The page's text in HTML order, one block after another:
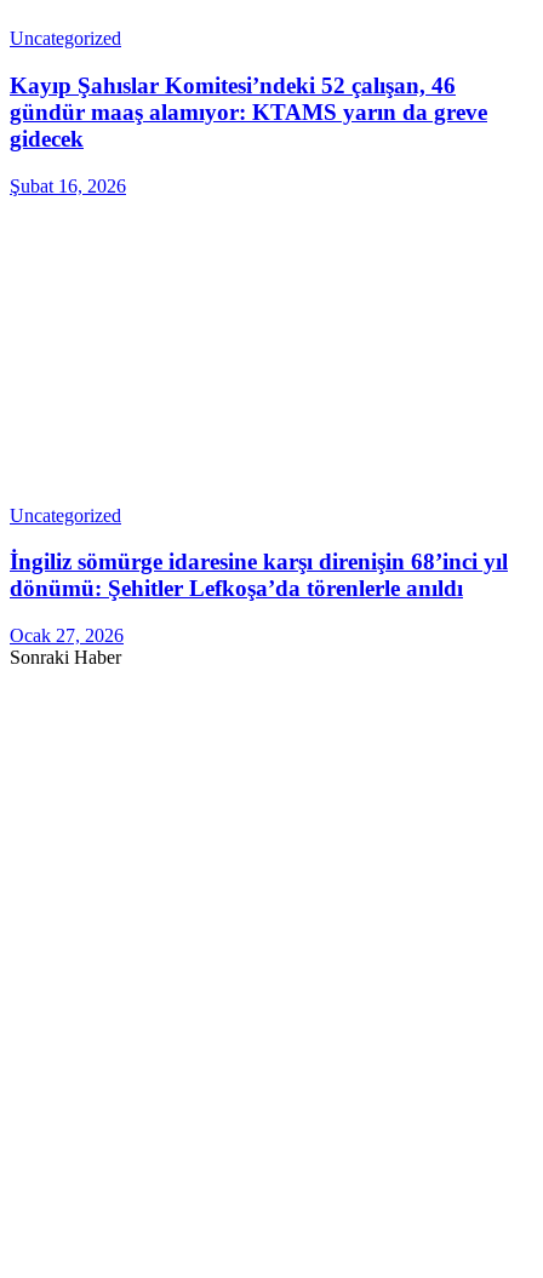
Uncategorized
Kayıp Şahıslar Komitesi’ndeki 52 çalışan, 46
gündür maaş alamıyor: KTAMS yarın da greve
gidecek
Şubat 16, 2026
Uncategorized
İngiliz sömürge idaresine karşı direnişin 68’inci yıl
dönümü: Şehitler Lefkoşa’da törenlerle anıldı
Ocak 27, 2026
Sonraki Haber